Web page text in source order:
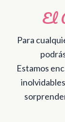
El
Para
Estamos